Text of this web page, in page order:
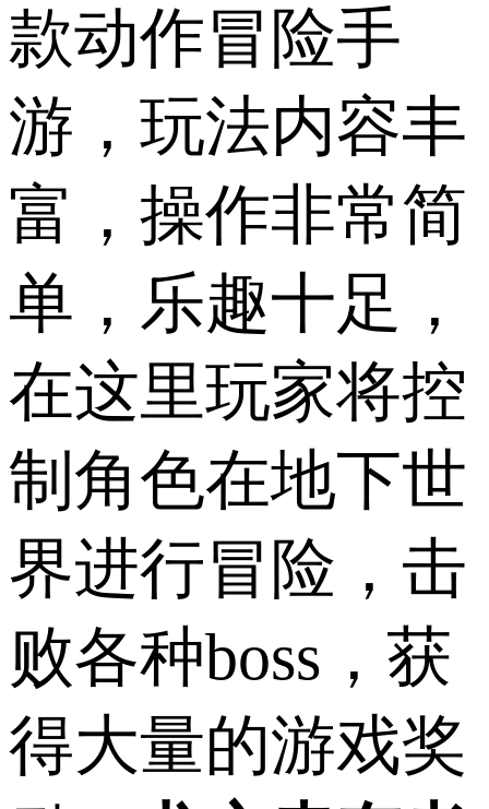
款动作冒险手
游，玩法内容丰
富，操作非常简
单，乐趣十足，
在这里玩家将控
制角色在地下世
界进行冒险，击
败各种boss，获
得大量的游戏奖